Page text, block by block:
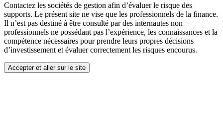
Contactez les sociétés de gestion afin d’évaluer le risque des
supports. Le présent site ne vise que les professionnels de la finance.
Il n’est pas destiné à être consulté par des internautes non
professionnels ne possédant pas l’expérience, les connaissances et la
compétence nécessaires pour prendre leurs propres décisions
d’investissement et évaluer correctement les risques encourus.
Accepter et aller sur le site